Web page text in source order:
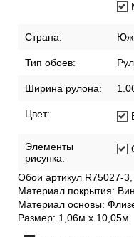
Страна:
Тип обоев:
Ширина рулона:
Цвет:
Элементы
рисунка:
Обои артикул R75027-
Материал покрытия:
Материал основы:
Размер: 1,06м х 10,05м